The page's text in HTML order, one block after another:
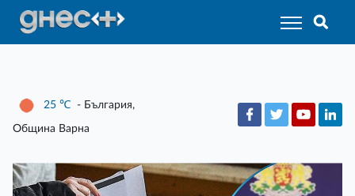
25 ℃ - България,
Община Варна